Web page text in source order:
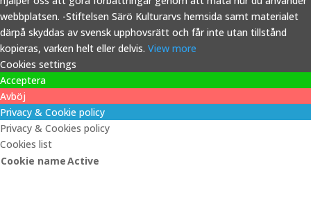
webbplatsen. -Stiftelsen Särö Kulturarvs hemsida samt materialet
därpå skyddas av svensk upphovsrätt och får inte utan tillstånd
kopieras, varken helt eller delvis. View more
Cookies settings
Acceptera
Avböj
Privacy & Cookie policy
Privacy & Cookies policy
Cookies list
Cookie nameActive